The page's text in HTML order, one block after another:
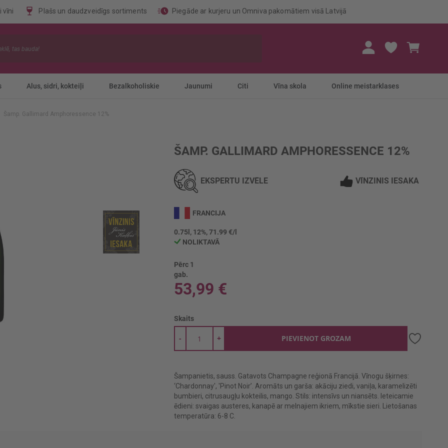
vīni Plašs un daudzveidīgs sortiments Piegāde ar kurjeru un Omniva pakomātiem visā Latvijā
Alus, sidri, kokteiļi Bezalkoholiskie Jaunumi Citi Vīna skola Online meistarklases
Šamp. Gallimard Amphoressence 12%
ŠAMP. GALLIMARD AMPHORESSENCE 12%
EKSPERTU IZVĒLE VĪNZINIS IESAKA
FRANCIJA
0.75l, 12%, 71.99 €/l
NOLIKTAVĀ
Pērc 1
gab.
53,99 €
Skaits
+
- PIEVIENOT GROZAM
Šampanietis, sauss. Gatavots Champagne reģionā Francijā. Vīnogu šķirnes:
‘Chardonnay', 'Pinot Noir’. Aromāts un garša: akāciju ziedi, vaniļa, karamelizēti
bumbieri, citrusaugļu kokteilis, mango. Stils: intensīvs un niansēts. Ieteicamie
ēdieni: svaigas austeres, kanapē ar melnajiem ikriem, mīkstie sieri. Lietošanas
temperatūra: 6-8 C.